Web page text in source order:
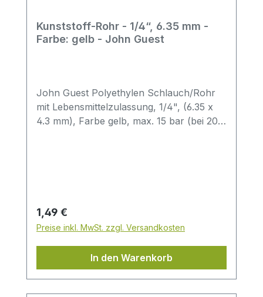
Kunststoff-Rohr - 1/4“, 6.35 mm -
Farbe: gelb - John Guest
John Guest Polyethylen Schlauch/Rohr
mit Lebensmittelzulassung, 1/4", (6.35 x
4.3 mm), Farbe gelb, max. 15 bar (bei 20
besonderem Maße druck- und
temperaturbeständig, schwingungs- und
schlagfest, korrosions- und
alterungsbeständig und von geringem
Regulärer Preis:
1,49 €
Preise inkl. MwSt. zzgl. Versandkosten
In den Warenkorb